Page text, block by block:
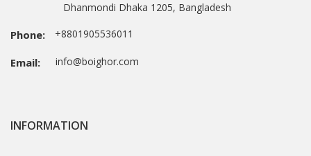
Dhanmondi Dhaka 1205, Bangladesh
Phone: +8801905536011
Email: info@boighor.com
INFORMATION